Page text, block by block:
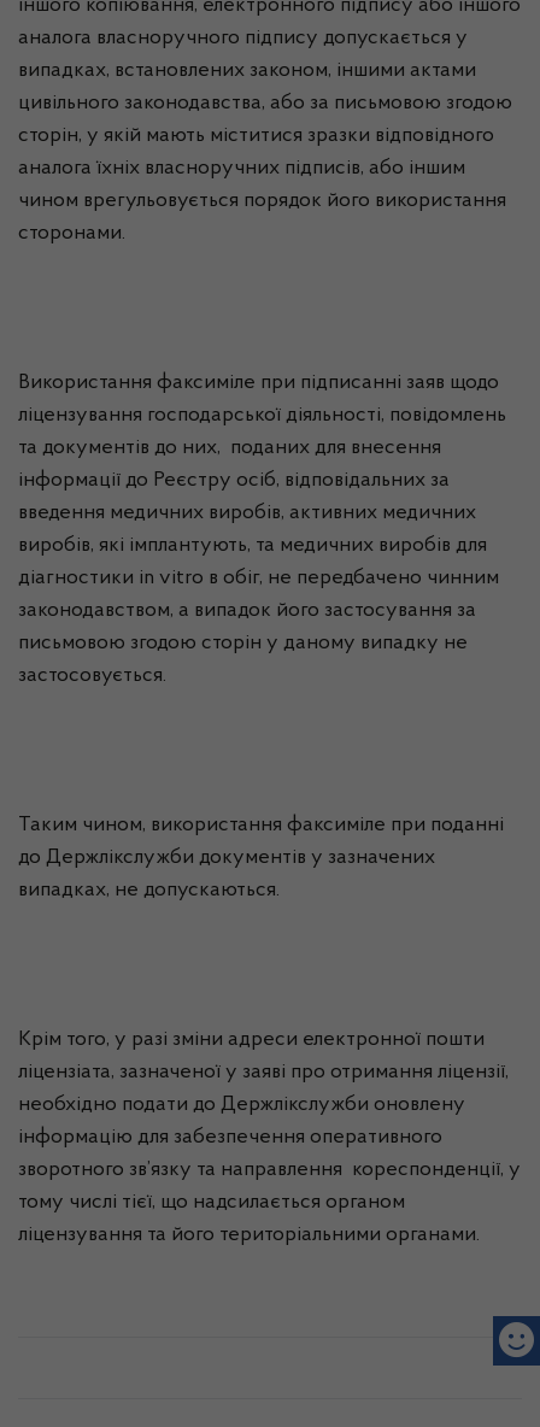
іншого копіювання, електронного підпису або іншого
аналога власноручного підпису допускається у
випадках, встановлених законом, іншими актами
цивільного законодавства, або за письмовою згодою
сторін, у якій мають міститися зразки відповідного
аналога їхніх власноручних підписів, або іншим
чином врегульовується порядок його використання
сторонами.
Використання факсиміле при підписанні заяв щодо
ліцензування господарської діяльності, повідомлень
та документів до них, поданих для внесення
інформації до Реєстру осіб, відповідальних за
введення медичних виробів, активних медичних
виробів, які імплантують, та медичних виробів для
діагностики in vitro в обіг, не передбачено чинним
законодавством, а випадок його застосування за
письмовою згодою сторін у даному випадку не
застосовується.
Таким чином, використання факсиміле при поданні
до Держлікслужби документів у зазначених
випадках, не допускаються.
Крім того, у разі зміни адреси електронної пошти
ліцензіата, зазначеної у заяві про отримання ліцензії,
необхідно подати до Держлікслужби оновлену
інформацію для забезпечення оперативного
зворотного зв’язку та направлення кореспонденції, у
тому числі тієї, що надсилається органом
ліцензування та його територіальними органами.